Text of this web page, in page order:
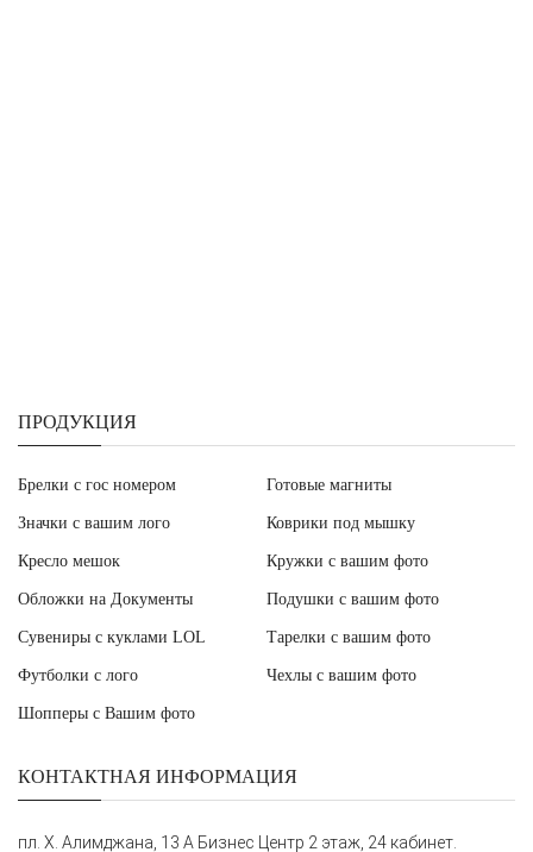
ПРОДУКЦИЯ
Брелки с гос номером Готовые магниты
Значки с вашим лого Коврики под мышку
Кресло мешок Кружки с вашим фото
Обложки на Документы Подушки с вашим фото
Сувениры с куклами LOL Тарелки с вашим фото
Футболки с лого Чехлы с вашим фото
Шопперы с Вашим фото
КОНТАКТНАЯ ИНФОРМАЦИЯ
пл. Х. Алимджана, 13 А Бизнес Центр 2 этаж, 24 кабинет.